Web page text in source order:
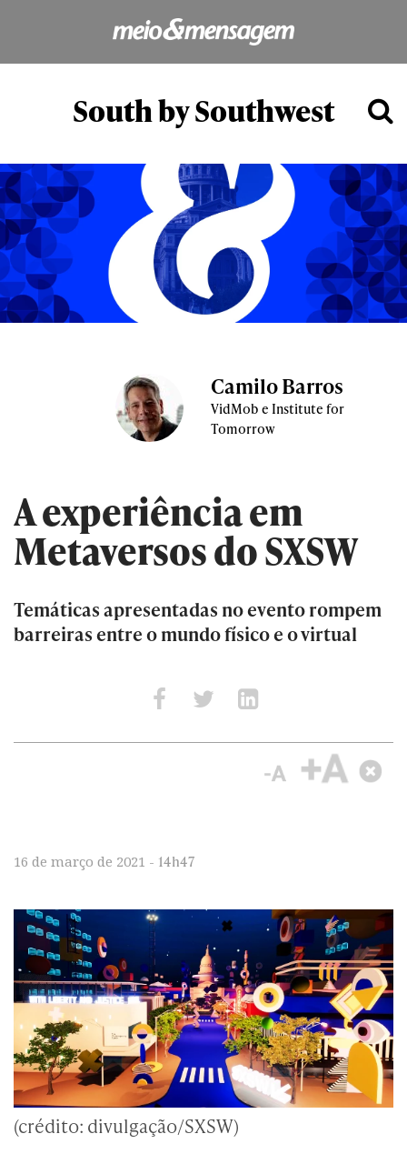
South by Southwest
Camilo Barros
VidMob e Institute for
Tomorrow
A experiência em
Metaversos do SXSW
Temáticas apresentadas no evento rompem
barreiras entre o mundo físico e o virtual
16 de março de 2021 - 14h47
(crédito: divulgação/SXSW)